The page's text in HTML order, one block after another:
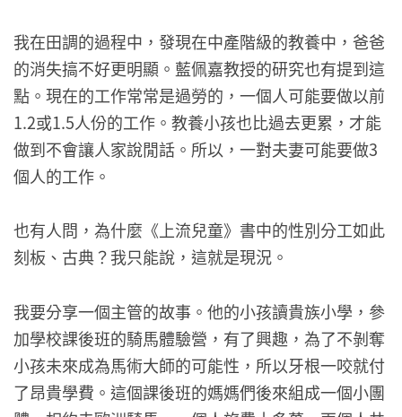
我在田調的過程中，發現在中產階級的教養中，爸爸
的消失搞不好更明顯。藍佩嘉教授的研究也有提到這
點。現在的工作常常是過勞的，一個人可能要做以前
1.2或1.5人份的工作。教養小孩也比過去更累，才能
做到不會讓人家說閒話。所以，一對夫妻可能要做3
個人的工作。
也有人問，為什麼《上流兒童》書中的性別分工如此
刻板、古典？我只能說，這就是現況。
我要分享一個主管的故事。他的小孩讀貴族小學，參
加學校課後班的騎馬體驗營，有了興趣，為了不剝奪
小孩未來成為馬術大師的可能性，所以牙根一咬就付
了昂貴學費。這個課後班的媽媽們後來組成一個小團